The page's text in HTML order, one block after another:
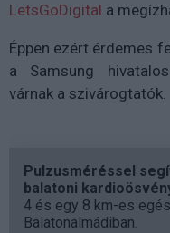
LetsGoDigital a
Éppen ezért érdemes
a Samsung
várnak a szivárogtatók.
Pulzusméréssel
balatoni
4 és egy 8 km-es
Balatonalmádiban.